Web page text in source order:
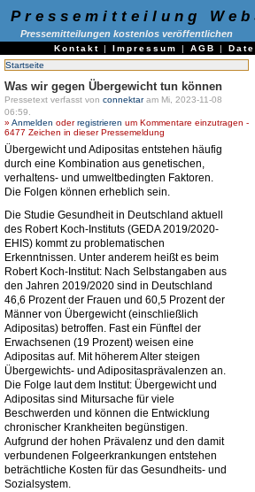
Pressemitteilung
Pressemitteilungen kostenlos veröffentlichen
Kontakt | Impressum | AGB |
Startseite
Was wir gegen Übergewicht tun können
Pressetext verfasst von connektaram Mi, 2023-11-08
06:59.
» Anmelden oderregistrieren um Kommentare einzutragen -
6477 Zeichen in dieser Pressemeldung
Übergewicht und Adipositas entstehen häufig
durch eine Kombination aus genetischen,
verhaltens- und umweltbedingten Faktoren.
Die Folgen können erheblich sein.
Die Studie Gesundheit in Deutschland aktuell
des Robert Koch-Instituts (GEDA 2019/2020-
EHIS) kommt zu problematischen
Erkenntnissen. Unter anderem heißt es beim
Robert Koch-Institut: Nach Selbstangaben aus
den Jahren 2019/2020 sind in Deutschland
46,6 Prozent der Frauen und 60,5 Prozent der
Männer von Übergewicht (einschließlich
Adipositas) betroffen. Fast ein Fünftel der
Erwachsenen (19 Prozent) weisen eine
Adipositas auf. Mit höherem Alter steigen
Übergewichts- und Adipositasprävalenzen an.
Die Folge laut dem Institut: Übergewicht und
Adipositas sind Mitursache für viele
Beschwerden und können die Entwicklung
chronischer Krankheiten begünstigen.
Aufgrund der hohen Prävalenz und den damit
verbundenen Folgeerkrankungen entstehen
beträchtliche Kosten für das Gesundheits- und
Sozialsystem.